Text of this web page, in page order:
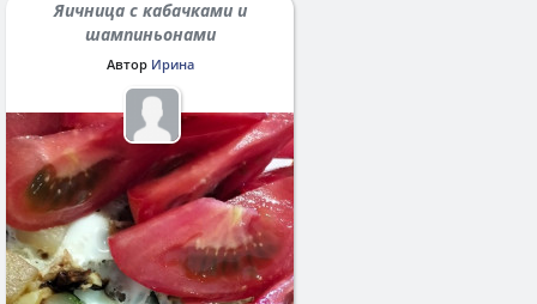
Яичница с кабачками и
шампиньонами
Автор Ирина